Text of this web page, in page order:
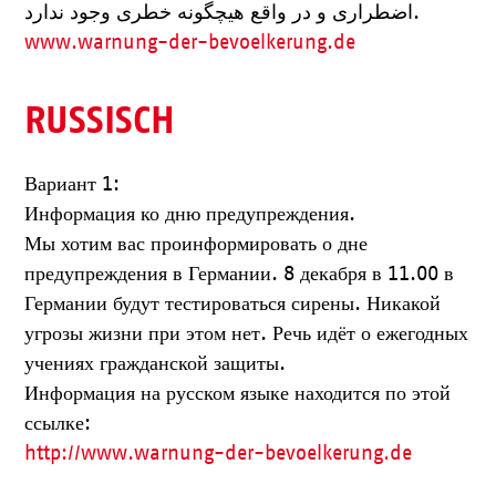
اضطراری و در واقع هیچگونه خطری وجود ندارد.
www.warnung-der-bevoelkerung.de
RUSSISCH
Вариант 1:
Информация ко дню предупреждения.
Мы хотим вас проинформировать о дне
предупреждения в Германии. 8 декабря в 11.00 в
Германии будут тестироваться сирены. Никакой
угрозы жизни при этом нет. Речь идёт о ежегодных
учениях гражданской защиты.
Информация на русском языке находится по этой
ссылке:
http://www.warnung-der-bevoelkerung.de